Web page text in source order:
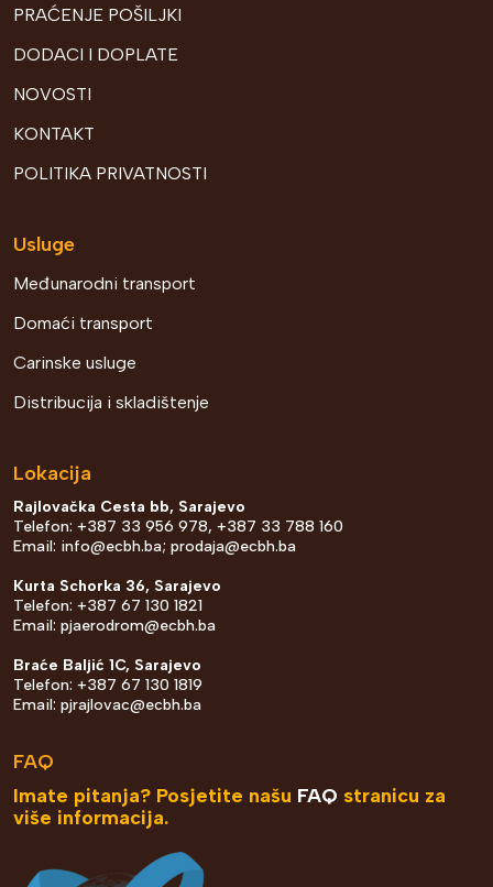
PRAĆENJE POŠILJKI
DODACI I DOPLATE
NOVOSTI
KONTAKT
POLITIKA PRIVATNOSTI
Usluge
Međunarodni transport
Domaći transport
Carinske usluge
Distribucija i skladištenje
Lokacija
Rajlovačka Cesta bb, Sarajevo
Telefon: +387 33 956 978, +387 33 788 160
Email: info@ecbh.ba; prodaja@ecbh.ba
Kurta Schorka 36, Sarajevo
Telefon: +387 67 130 1821
Email: pjaerodrom@ecbh.ba
Braće Baljić 1C, Sarajevo
Telefon: +387 67 130 1819
Email: pjrajlovac@ecbh.ba
FAQ
Imate pitanja? Posjetite našu FAQ stranicu za
više informacija.